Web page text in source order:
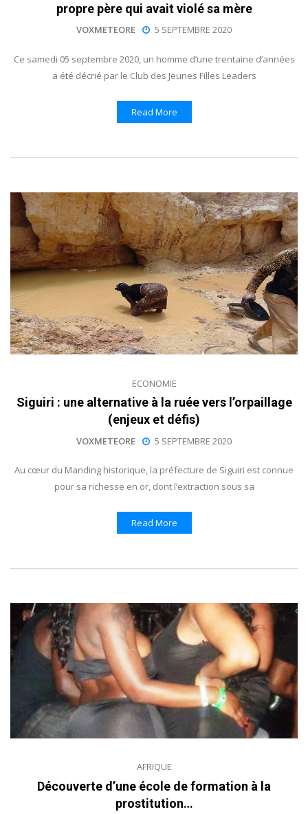
propre père qui avait violé sa mère
VOXMETEORE 5 SEPTEMBRE 2020
Ce samedi 05 septembre 2020, un homme d’une trentaine d’années
a été décrié par le Club des Jeunes Filles Leaders
Read More
ECONOMIE
Siguiri : une alternative à la ruée vers l’orpaillage
(enjeux et défis)
VOXMETEORE 5 SEPTEMBRE 2020
Au cœur du Manding historique, la préfecture de Siguiri est connue
pour sa richesse en or, dont l’extraction sous sa
Read More
AFRIQUE
Découverte d’une école de formation à la
prostitution…